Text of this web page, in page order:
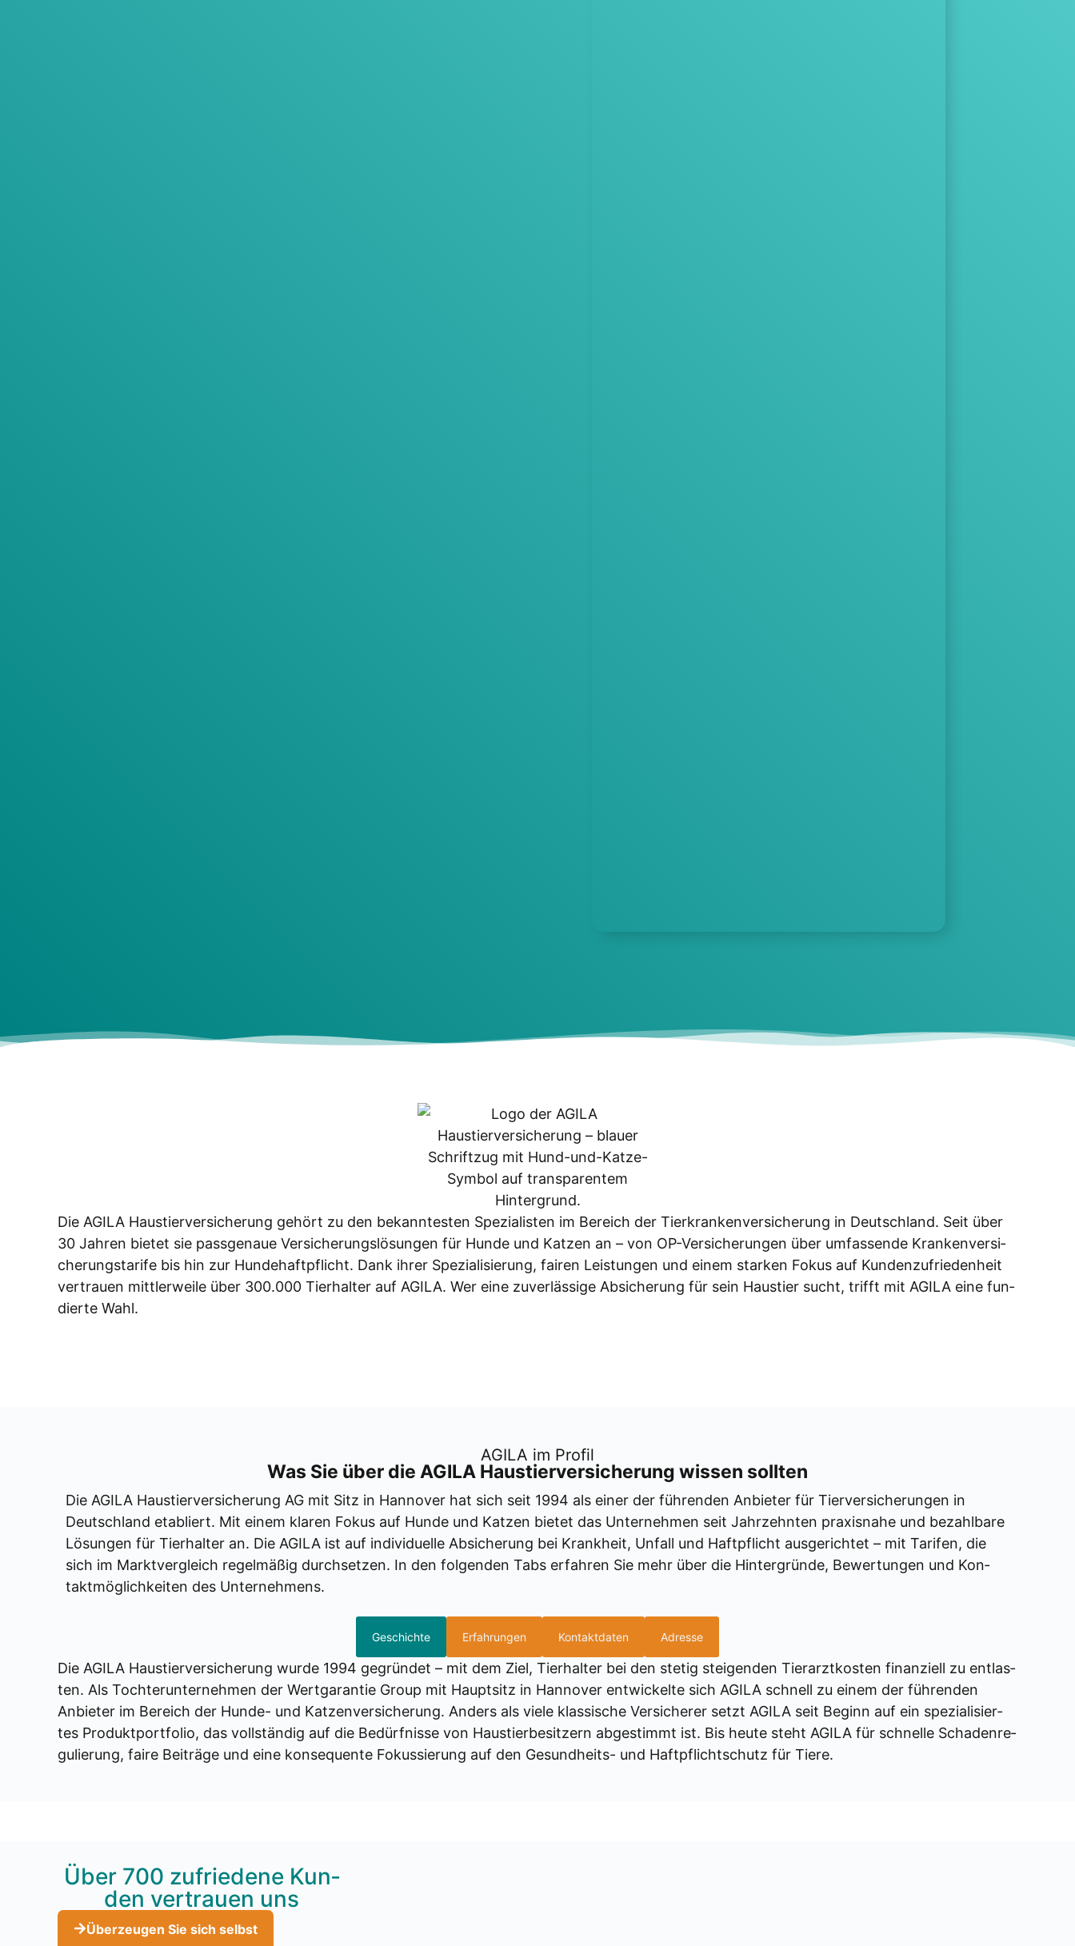
Die AGILA Haus­tier­ver­si­che­rung gehört zu den bekann­tes­ten Spe­zia­lis­ten im Bereich der Tier­kran­ken­ver­si­che­rung in Deutsch­land. Seit über
30 Jah­ren bie­tet sie pass­ge­naue Ver­si­che­rungs­lö­sun­gen für Hun­de und Kat­zen an – von OP-Ver­si­che­run­gen über umfas­sen­de Kran­ken­ver­si­
che­rungs­ta­ri­fe bis hin zur Hun­de­haft­pflicht. Dank ihrer Spe­zia­li­sie­rung, fai­ren Leis­tun­gen und einem star­ken Fokus auf Kun­den­zu­frie­den­heit
ver­trau­en mitt­ler­wei­le über 300.000 Tier­hal­ter auf AGILA. Wer eine zuver­läs­si­ge Absi­che­rung für sein Haus­tier sucht, trifft mit AGILA eine fun­
dier­te Wahl.
AGILA im Pro­fil
Was Sie über die AGILA Haus­tier­ver­si­che­rung wis­sen soll­ten
Die AGILA Haus­tier­ver­si­che­rung AG mit Sitz in Han­no­ver hat sich seit 1994 als einer der füh­ren­den Anbie­ter für Tier­ver­si­che­run­gen in
Deutsch­land eta­bliert. Mit einem kla­ren Fokus auf Hun­de und Kat­zen bie­tet das Unter­neh­men seit Jahr­zehn­ten pra­xis­na­he und bezahl­ba­re
Lösun­gen für Tier­hal­ter an. Die AGILA ist auf indi­vi­du­el­le Absi­che­rung bei Krank­heit, Unfall und Haft­pflicht aus­ge­rich­tet – mit Tari­fen, die
sich im Markt­ver­gleich regel­mä­ßig durch­set­zen. In den fol­gen­den Tabs erfah­ren Sie mehr über die Hin­ter­grün­de, Bewer­tun­gen und Kon­
takt­mög­lich­kei­ten des Unter­neh­mens.
Geschichte Erfahrungen Kontaktdaten Adresse
Die AGILA Haus­tier­ver­si­che­rung wur­de 1994 gegrün­det – mit dem Ziel, Tier­hal­ter bei den ste­tig stei­gen­den Tier­arzt­kos­ten finan­zi­ell zu ent­las­
ten. Als Toch­ter­un­ter­neh­men der Wert­ga­ran­tie Group mit Haupt­sitz in Han­no­ver ent­wi­ckel­te sich AGILA schnell zu einem der füh­ren­den
Anbie­ter im Bereich der Hun­de- und Kat­zen­ver­si­che­rung. Anders als vie­le klas­si­sche Ver­si­che­rer setzt AGILA seit Beginn auf ein spe­zia­li­sier­
tes Pro­dukt­port­fo­lio, das voll­stän­dig auf die Bedürf­nis­se von Haus­tier­be­sit­zern abge­stimmt ist. Bis heu­te steht AGILA für schnel­le Scha­den­re­
gu­lie­rung, fai­re Bei­trä­ge und eine kon­se­quen­te Fokus­sie­rung auf den Gesund­heits- und Haft­pflicht­schutz für Tie­re.
Über 700 zufrie­de­ne Kun­
den ver­trau­en uns
Über­zeu­gen Sie sich selbst